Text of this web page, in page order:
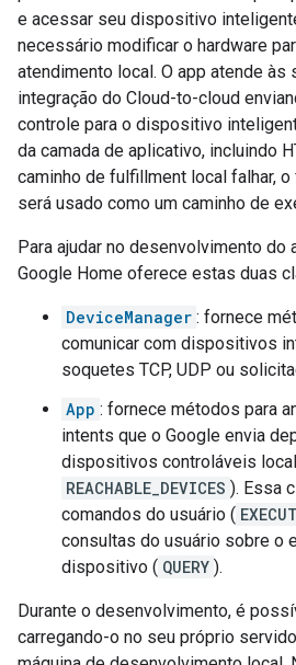
e acessar seu dispositivo
necessário modificar o hardware
atendimento local. O app atende
integração do Cloud-to-cloud
controle para o dispositivo
da camada de aplicativo, incluindo
caminho de fulfillment local falhar,
será usado como um caminho de
Para ajudar no desenvolvimento do
Google Home oferece estas duas
DeviceManager : fornece
comunicar com dispositivos
soquetes TCP, UDP ou
App : fornece métodos para
intents que o Google envia
dispositivos controláveis
REACHABLE_DEVICES ). Essa
comandos do usuário (
consultas do usuário sobre o
dispositivo ( QUERY ).
Durante o desenvolvimento, é
carregando-o no seu próprio